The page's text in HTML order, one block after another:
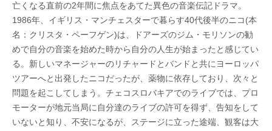
亡くなる直前の2年間に焦点をあてた異色の音楽伝記ドラマ。
1986年、イギリス・マンチェスターで暮らす40代後半のニコ(本
名：クリスタ・ペーフゲン)は、ドアーズのジム・モリソンの勧
めで自分の音楽を始めた時から自分の人生が始まったと感じてい
る。新しいマネージャーのリチャードとバンドと共にヨーロッパ
ツアーへと出発したニコだったが、薬物に依存しており、次々と
問題を起こしてしまう。チェコスロバキアでのライブでは、プロ
モーターが地元当局に自分達のライブの許可を得ず、告知をして
いないと知り、不安になるが、ステージに立った途端、観客は大